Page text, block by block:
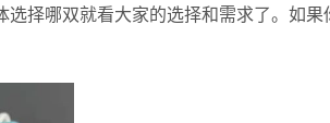
择哪双就看大家的选择和需求了。如